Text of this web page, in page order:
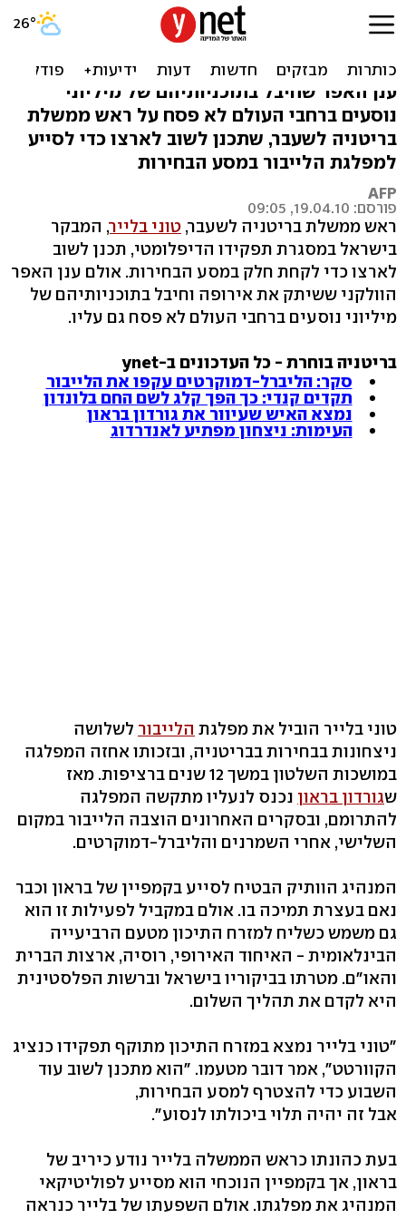
בגלל האפר הוולקני: טוני
בלייר נתקע בישראל
ענן האפר שחיבל בתוכניותיהם של מיליוני
נוסעים ברחבי העולם לא פסח על ראש ממשלת
בריטניה לשעבר, שתכנן לשוב לארצו כדי לסייע
למפלגת הלייבור במסע הבחירות
AFP
פורסם: 19.04.10, 09:05
ראש ממשלת בריטניה לשעבר, טוני בלייר, המבקר
בישראל במסגרת תפקידו הדיפלומטי, תכנן לשוב
לארצו כדי לקחת חלק במסע הבחירות. אולם ענן האפר
הוולקני ששיתק את אירופה וחיבל בתוכניותיהם של
מיליוני נוסעים ברחבי העולם לא פסח גם עליו.
בריטניה בוחרת - כל העדכונים ב-ynet
סקר: הליברל-דמוקרטים עקפו את הלייבור
תקדים קנדי: כך הפך קלג לשם החם בלונדון
נמצא האיש שעיוור את גורדון בראון
העימות: ניצחון מפתיע לאנדרדוג
טוני בלייר הוביל את מפלגת הלייבור לשלושה
ניצחונות בבחירות בבריטניה, ובזכותו אחזה המפלגה
במושכות השלטון במשך 12 שנים ברציפות. מאז
שגורדון בראון נכנס לנעליו מתקשה המפלגה
להתרומם, ובסקרים האחרונים הוצבה הלייבור במקום
השלישי, אחרי השמרנים והליברל-דמוקרטים.
המנהיג הוותיק הבטיח לסייע בקמפיין של בראון וכבר
נאם בעצרת תמיכה בו. אולם במקביל לפעילות זו הוא
גם משמש כשליח למזרח התיכון מטעם הרביעייה
הבינלאומית - האיחוד האירופי, רוסיה, ארצות הברית
והאו"ם. מטרתו בביקוריו בישראל וברשות הפלסטינית
היא לקדם את תהליך השלום.
"טוני בלייר נמצא במזרח התיכון מתוקף תפקידו כנציג
הקוורטט", אמר דובר מטעמו. "הוא מתכנן לשוב עוד
השבוע כדי להצטרף למסע הבחירות,
אבל זה יהיה תלוי ביכולתו לנסוע".
בעת כהונתו כראש הממשלה בלייר נודע כיריב של
בראון, אך בקמפיין הנוכחי הוא מסייע לפוליטיקאי
המנהיג את מפלגתו. אולם השפעתו של בלייר כנראה